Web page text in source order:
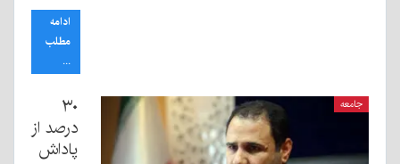
ادامه
مطلب
...
جامعه
۳۰
درصد از
پاداش